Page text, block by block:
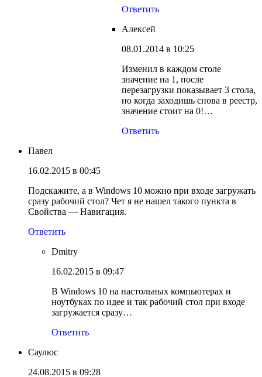
Ответить
Алексей
08.01.2014 в 10:25
Изменил в каждом столе
значение на 1, после
перезагрузки показывает 3 стола,
но когда заходишь снова в реестр,
значение стоит на 0!…
Ответить
Павел
16.02.2015 в 00:45
Подскажите, а в Windows 10 можно при входе загружать
сразу рабочий стол? Чет я не нашел такого пункта в
Свойства — Навигация.
Ответить
Dmitry
16.02.2015 в 09:47
В Windows 10 на настольных компьютерах и
ноутбуках по идее и так рабочий стол при входе
загружается сразу…
Ответить
Саулюс
24.08.2015 в 09:28